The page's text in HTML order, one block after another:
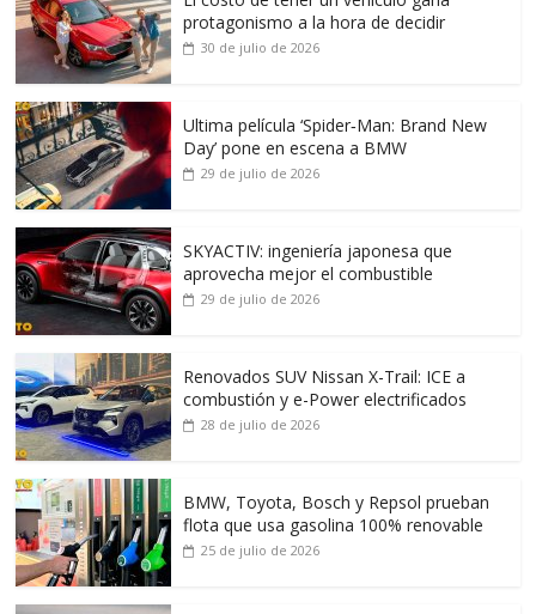
protagonismo a la hora de decidir
30 de julio de 2026
Ultima película ‘Spider‑Man: Brand New
Day’ pone en escena a BMW
29 de julio de 2026
SKYACTIV: ingeniería japonesa que
aprovecha mejor el combustible
29 de julio de 2026
Renovados SUV Nissan X-Trail: ICE a
combustión y e-Power electrificados
28 de julio de 2026
BMW, Toyota, Bosch y Repsol prueban
flota que usa gasolina 100% renovable
25 de julio de 2026